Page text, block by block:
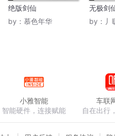
绝版剑仙
by： 慕色年华
无极剑
by： 丿
小雅智能
智能硬件，连接赋能
车联
自在出行